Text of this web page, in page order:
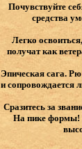
Почувствуйте
средства
Легко
получат как
Эпическая сага.
и сопровождается
Сразитесь за
На пике формы!